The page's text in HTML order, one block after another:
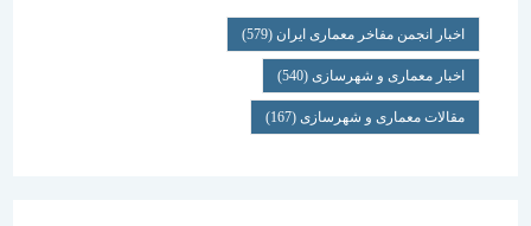
اخبار انجمن مفاخر معماری ایران (579)
اخبار معماری و شهرسازی(540)
مقالات معماری و شهرسازی(167)